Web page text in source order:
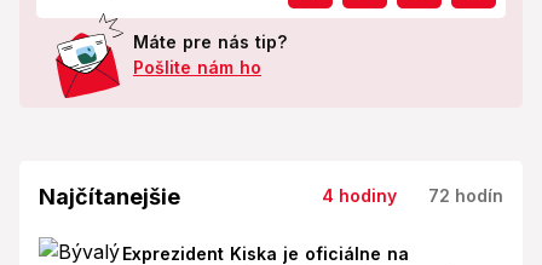
Máte pre nás tip?
Pošlite nám ho
Najčítanejšie 4 hodiny 72 hodín
Exprezident Kiska je oficiálne na